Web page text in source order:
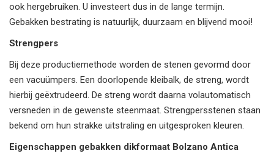
ook hergebruiken. U investeert dus in de lange termijn.
Gebakken bestrating is natuurlijk, duurzaam en blijvend mooi!
Strengpers
Bij deze productiemethode worden de stenen gevormd door
een vacuümpers. Een doorlopende kleibalk, de streng, wordt
hierbij geëxtrudeerd. De streng wordt daarna volautomatisch
versneden in de gewenste steenmaat. Strengpersstenen staan
bekend om hun strakke uitstraling en uitgesproken kleuren.
Eigenschappen gebakken dikformaat Bolzano Antica